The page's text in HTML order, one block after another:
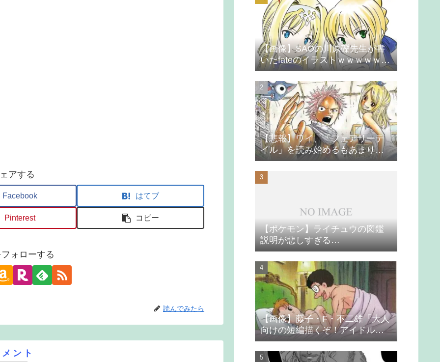
アする
Facebook はてブ
Pinterest コピー
ォローする
読んでみたら
ント
【画像】SAOの川原礫先生が書
いたfateのイラストｗｗｗｗｗｗ
ｗｗｗ
【悲報】ワイ、「フェアリーテ
イル」を読み始めるもあまりの
つまらなさに挫折する
【ポケモン】ライチュウの図鑑
説明が悲しすぎる…
【画像】藤子・F・不二雄「大人
向けの短編描くぞ！アイドルが
無理やり抱かれるシーン入れ
よ」